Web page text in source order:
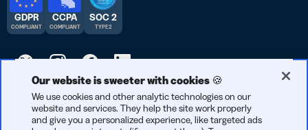
© 2026 Bitly | Handmade in New York City, Berlin, and all over
the world.
GDPR
COMPLIANT
CCPA
COMPLIANT
SOC 2
TYPE 2
Our website is sweeter with cookies 🍪
We use cookies and other analytic technologies on our
website and services. They help the site work properly
and give you a personalized experience, like targeted ads